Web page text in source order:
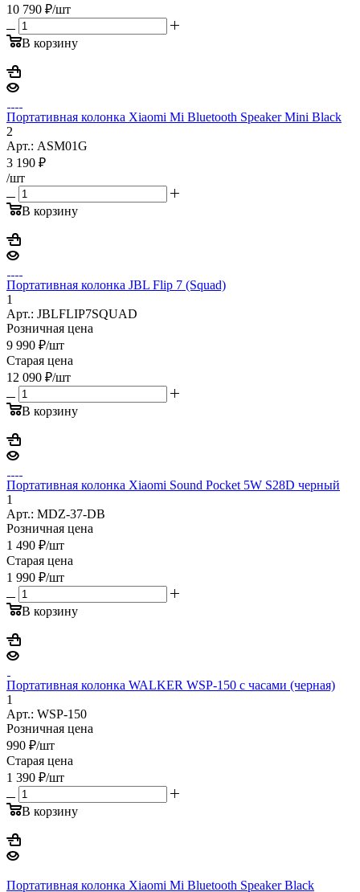
10 790 ₽/шт
В корзину
Портативная колонка Xiaomi Mi Bluetooth Speaker Mini Black
2
Арт.: ASM01G
3 190 ₽
/шт
В корзину
Портативная колонка JBL Flip 7 (Squad)
1
Арт.: JBLFLIP7SQUAD
Розничная цена
9 990 ₽/шт
Старая цена
12 090 ₽/шт
В корзину
Портативная колонка Xiaomi Sound Pocket 5W S28D черный
1
Арт.: MDZ-37-DB
Розничная цена
1 490 ₽/шт
Старая цена
1 990 ₽/шт
В корзину
Портативная колонка WALKER WSP-150 с часами (черная)
1
Арт.: WSP-150
Розничная цена
990 ₽/шт
Старая цена
1 390 ₽/шт
В корзину
Портативная колонка Xiaomi Mi Bluetooth Speaker Black